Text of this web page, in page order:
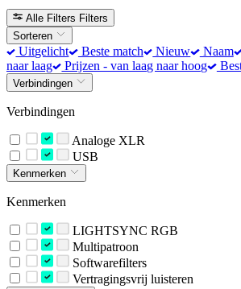
Alle Filters Filters
Sorteren
Uitgelicht Beste match Nieuw Naam
naar laag
Prijzen - van laag naar hoog
Verbindingen
Verbindingen
Analoge XLR
USB
Kenmerken
Kenmerken
LIGHTSYNC RGB
Multipatroon
Softwarefilters
Vertragingsvrij luisteren